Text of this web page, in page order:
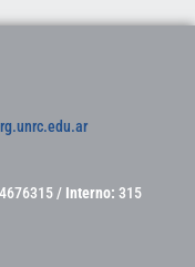
4676315 / Interno: 315